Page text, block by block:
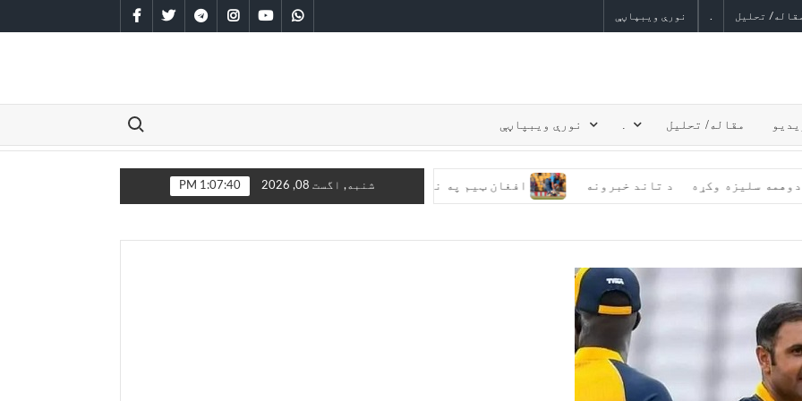
مقاله/ تحلیل نورې ویبپاڼې facebooktwitter
telegraminstagramyoutubewhatsapp
مقاله/ تحلیل . نورې ویبپاڼې
Search for:
افغان ټیم په نړیوال ۲۰ اوریز جام کې له انګلیستان سره مخامخ کېږي د تاند خبرونه کې دوهمه سلیزه وکړه شنبه, اگست 08, 2026 1:07:40 PM